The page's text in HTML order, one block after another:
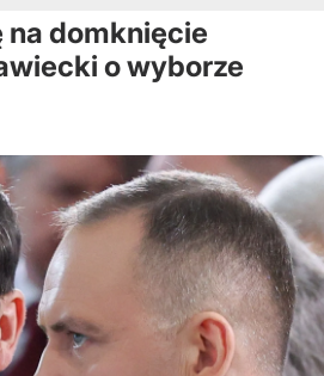
na domknięcie
o wyborze